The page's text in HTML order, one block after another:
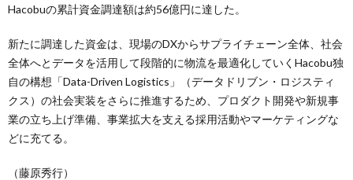
Hacobuの累計資金調達額は約56億円に達した。
新たに調達した資金は、現場のDXからサプライチェーン全体、社会
全体へとデータを活用して段階的に物流を最適化していくHacobu独
自の構想「Data-Driven Logistics」（データドリブン・ロジスティ
クス）の社会実装をさらに推進するため、プロダクト開発や新規事
業の立ち上げ準備、事業拡大を支える採用活動やマーケティングな
どに充てる。
（藤原秀行）